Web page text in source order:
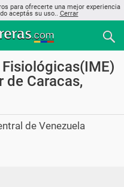
para ofrecerte una mejor experiencia
aceptás su uso.. Cerrar
Caracas,
de Venezuela